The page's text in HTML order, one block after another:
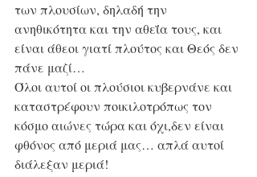
των πλουσίων, δηλαδή την
ανηθικότητα και την αθεΐα τους, και
είναι άθεοι γιατί πλούτος και Θεός δεν
πάνε μαζί…
Όλοι αυτοί οι πλούσιοι κυβερνάνε και
καταστρέφουν ποικιλοτρόπως τον
κόσμο αιώνες τώρα και όχι,δεν είναι
φθόνος από μεριά μας… απλά αυτοί
διάλεξαν μεριά!